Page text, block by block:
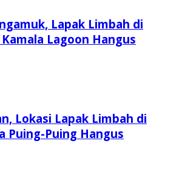
Lapak Limbah di
Lagoon Hangus
Lokasi Lapak Limbah di
Puing-Puing Hangus